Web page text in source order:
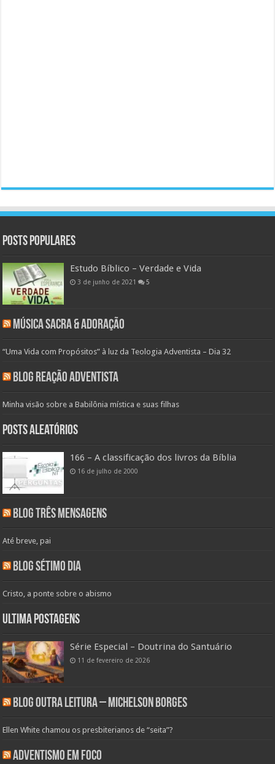
Posts populares
Estudo Bíblico – Verdade e Vida
3 de junho de 2021 5
Música Sacra & Adoração
“Uma Vida com Propósitos” à luz da Teologia Adventista – Dia 32
Blog Reação Adventista
Minha visão sobre a Babilônia mística e suas filhas
Posts aleatórios
166 – A classificação dos livros da Bíblia
16 de julho de 2000
Blog Três Mensagens
Até breve, pai
Blog Sétimo Dia
Cristo, a ponte sobre o abismo
Ultima Postagens
Série Especial – Doutrina do Santuário
11 de fevereiro de 2026
Blog Outra Leitura – Michelson Borges
Ellen White chamou os presbiterianos de “seita”?
Adventismo em Foco